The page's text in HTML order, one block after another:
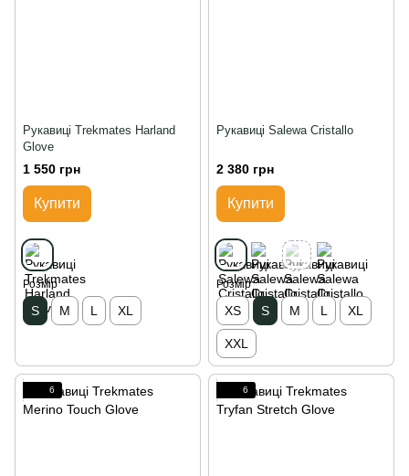
Рукавиці Trekmates Harland
Glove
1 550 грн
Купити
Розмір
S M L XL
Рукавиці Salewa Cristallo
2 380 грн
Купити
Розмір
XS S M L XL
XXL
6 6